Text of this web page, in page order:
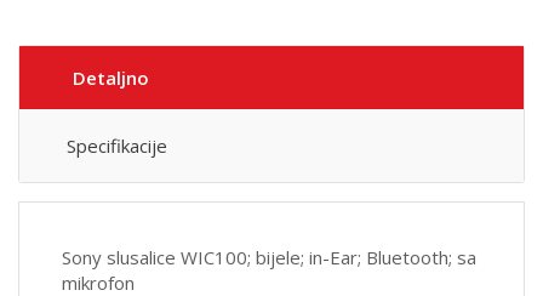
Detaljno
Specifikacije
Sony slusalice WIC100; bijele; in-Ear; Bluetooth; sa
mikrofon